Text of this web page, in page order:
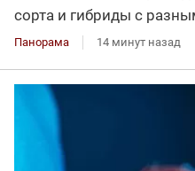
сорта и гибриды с
Панорама 14 минут назад